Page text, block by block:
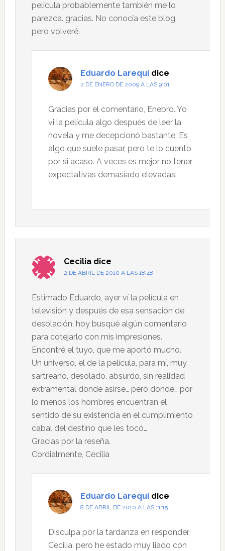
película probablemente también me lo
parezca. gracias. No conocía este blog,
pero volveré.
Eduardo Larequi dice
2 DE ENERO DE 2009 A LAS 9:01
Gracias por el comentario, Enebro. Yo
vi la película algo después de leer la
novela y me decepcionó bastante. Es
algo que suele pasar, pero te lo cuento
por si acaso. A veces es mejor no tener
expectativas demasiado elevadas.
Cecilia dice
2 DE ABRIL DE 2010 A LAS 18:48
Estimado Eduardo, ayer ví la película en
televisión y después de esa sensación de
desolación, hoy busqué algún comentario
para cotejarlo con mis impresiones.
Encontré el tuyo, que me aportó mucho.
Un universo, el de la película, para mí, muy
sartreano, desolado, absurdo, sin realidad
extramental donde asirse… pero donde… por
lo menos los hombres encuentran el
sentido de su existencia en el cumplimiento
cabal del destino que les tocó…
Gracias por la reseña.
Cordialmente, Cecilia
Eduardo Larequi dice
8 DE ABRIL DE 2010 A LAS 11:15
Disculpa por la tardanza en responder,
Cecilia, pero he estado muy liado con